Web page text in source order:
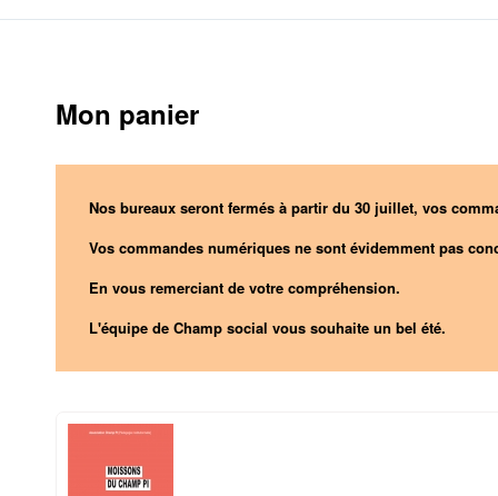
Mon panier
Nos bureaux seront fermés à partir du 30 juillet, vos
Vos commandes numériques ne sont évidemment pas
En vous remerciant de votre compréhension.
L'équipe de Champ social vous souhaite un bel été.